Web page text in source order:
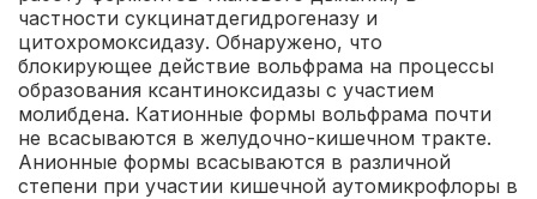
частности сукцинатдегидрогеназу и
цитохромоксидазу. Обнаружено, что
блокирующее действие вольфрама на процессы
образования ксантиноксидазы с участием
молибдена. Катионные формы вольфрама почти
не всасываются в желудочно-кишечном тракте.
Анионные формы всасываются в различной
степени при участии кишечной аутомикрофлоры в